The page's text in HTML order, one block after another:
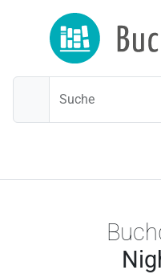
Suche